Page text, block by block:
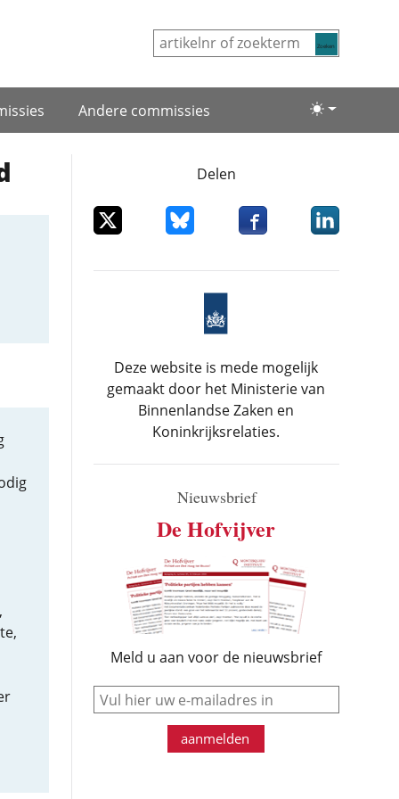
Lichte/
Andere commissies
Delen
Deel dit item op XDeel dit item op Bluesky
Deel dit item op
Deel dit
Deze website is mede mogelijk
gemaakt door het Ministerie van
Binnenlandse Zaken en
Koninkrijksrelaties.
Nieuwsbrief
De Hofvijver
Meld u aan voor de nieuwsbrief
e-mail
aanmelden